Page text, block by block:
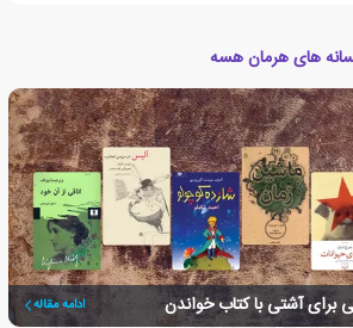
های هرمان هسه
برای آشتی با کتاب خواندن ادامه مقاله